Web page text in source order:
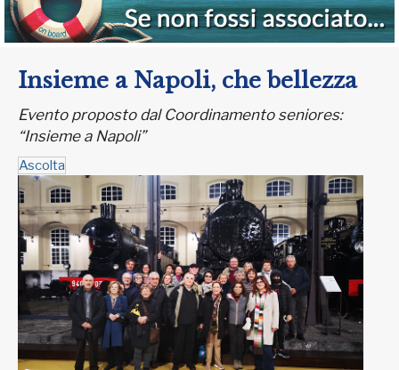
Insieme a Napoli, che bellezza
Evento proposto dal Coordinamento seniores:
“Insieme a Napoli”
Ascolta